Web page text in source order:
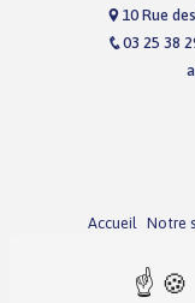
10 Rue
03 25 38
Accueil Notre
Prestations
Climatisation